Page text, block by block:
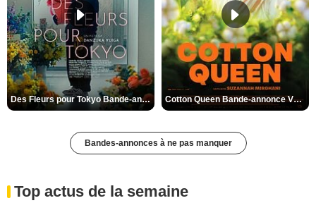
Des Fleurs pour Tokyo Bande-annonce VO STFR Cotton Queen Bande-annonce VO STFR
Bandes-annonces à ne pas manquer
Top actus de la semaine